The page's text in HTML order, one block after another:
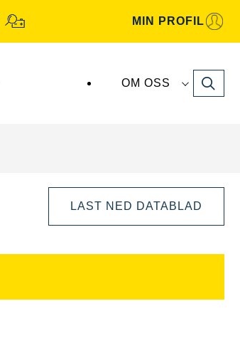
MIN PROFIL
OM OSS Search
LAST NED DATABLAD